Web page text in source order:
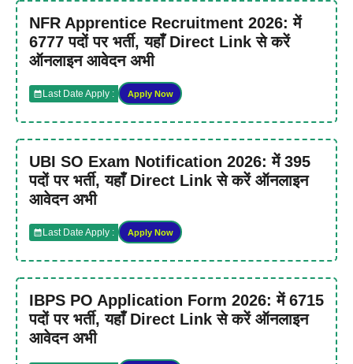
NFR Apprentice Recruitment 2026: में
6777 पदों पर भर्ती, यहाँ Direct Link से करें
ऑनलाइन आवेदन अभी
Last Date Apply : Apply Now
UBI SO Exam Notification 2026: में 395
पदों पर भर्ती, यहाँ Direct Link से करें ऑनलाइन
आवेदन अभी
Last Date Apply : Apply Now
IBPS PO Application Form 2026: में 6715
पदों पर भर्ती, यहाँ Direct Link से करें ऑनलाइन
आवेदन अभी